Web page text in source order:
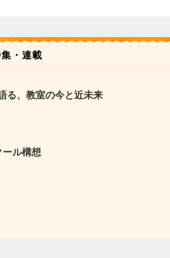
・連載
る、教室の今と近未来
ール構想